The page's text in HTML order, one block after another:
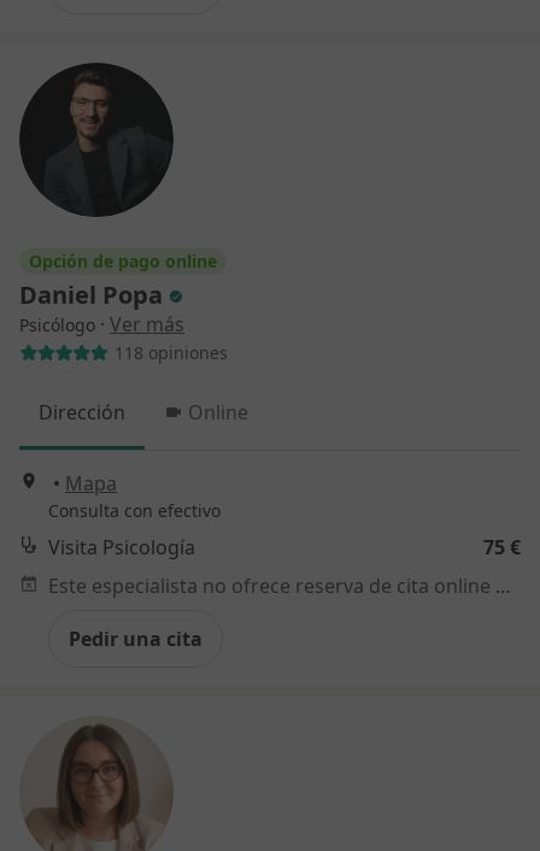
Opción de pago online
Daniel Popa
Psicólogo · Ver más
118 opiniones
Dirección Online
• Mapa
Consulta con efectivo
Visita Psicología
75 €
Este especialista no ofrece reserva de cita online en esta dirección.
Pedir una cita